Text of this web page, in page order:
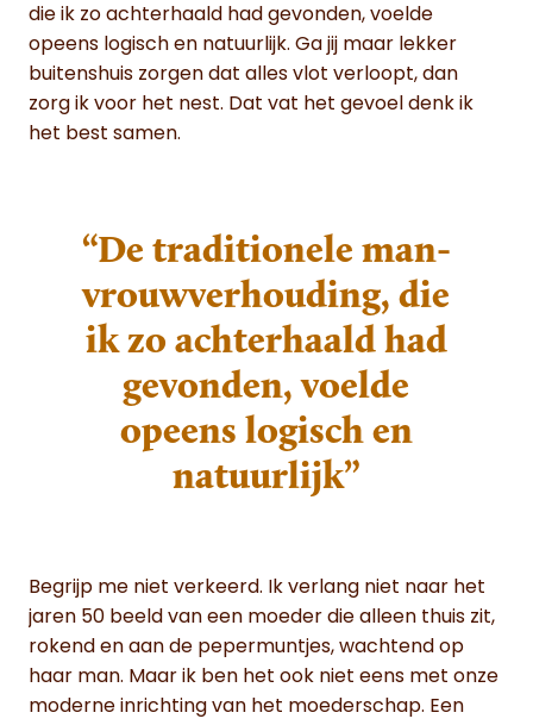
die ik zo achterhaald had gevonden, voelde
opeens logisch en natuurlijk. Ga jij maar lekker
buitenshuis zorgen dat alles vlot verloopt, dan
zorg ik voor het nest. Dat vat het gevoel denk ik
het best samen.
“De traditionele man-
vrouwverhouding, die
ik zo achterhaald had
gevonden, voelde
opeens logisch en
natuurlijk”
Begrijp me niet verkeerd. Ik verlang niet naar het
jaren 50 beeld van een moeder die alleen thuis zit,
rokend en aan de pepermuntjes, wachtend op
haar man. Maar ik ben het ook niet eens met onze
moderne inrichting van het moederschap. Een